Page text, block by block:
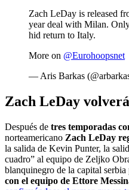
Zach LeDay is released
year deal with Milan.
hid return to Italy.
More on @Eurohoopsnet
— Aris Barkas
Zach LeDay
Después de tres temporadas
norteamericano Zach LeDay
la salida de Kevin Punter, la
cuadro” al equipo de Zeljko
blanquinegro de la capital
con el equipo de Ettore